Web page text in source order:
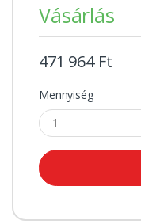
Vásárlás
471 964 Ft
Mennyiség